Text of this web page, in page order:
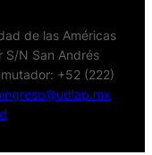
de las Américas
S/N San Andrés
+52 (222)